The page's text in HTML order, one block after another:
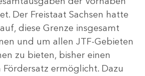
Der Freistaat Sachsen hatte
diese Grenze insgesamt
und um allen JTF-Gebieten
zu bieten, bisher einen
ermöglicht. Dazu